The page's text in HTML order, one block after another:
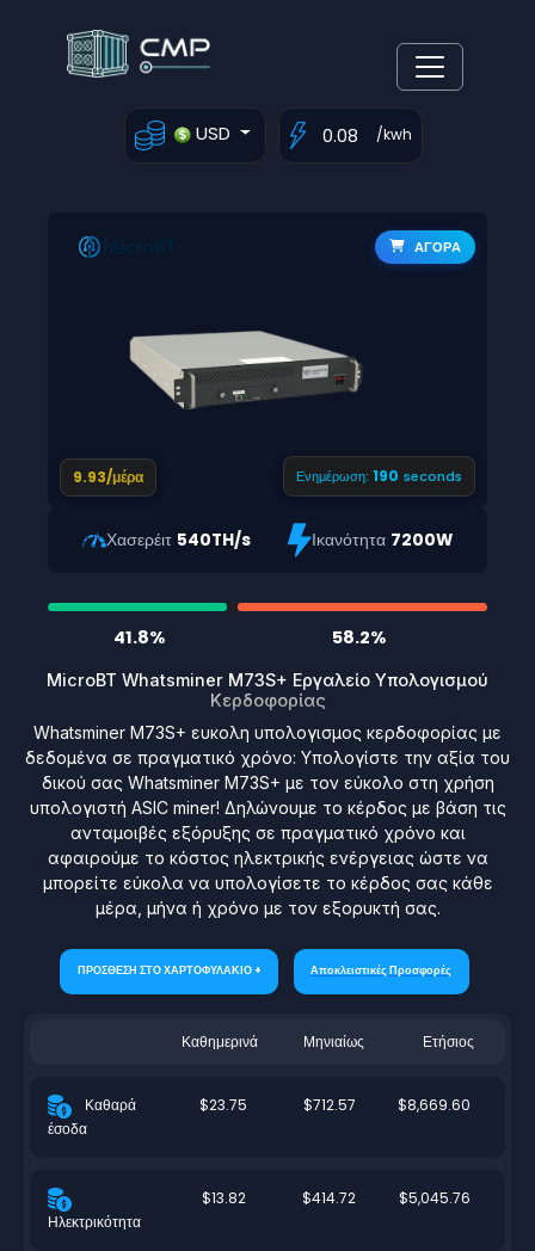
USD /kwh
ΑΓΟΡΑ
9.93/μέρα Ενημέρωση:189 seconds
Χασερέιτ 540TH/s Ικανότητα 7200W
41.8% 58.2%
MicroBT Whatsminer M73S+ Εργαλείο Υπολογισμού
Κερδοφορίας
Whatsminer M73S+ ευκολη υπολογισμος κερδοφορίας με
δεδομένα σε πραγματικό χρόνο: Υπολογίστε την αξία του
δικού σας Whatsminer M73S+ με τον εύκολο στη χρήση
υπολογιστή ASIC miner! Δηλώνουμε το κέρδος με βάση τις
ανταμοιβές εξόρυξης σε πραγματικό χρόνο και
αφαιρούμε το κόστος ηλεκτρικής ενέργειας ώστε να
μπορείτε εύκολα να υπολογίσετε το κέρδος σας κάθε
μέρα, μήνα ή χρόνο με τον εξορυκτή σας.
ΠΡΟΣΘΕΣΗ ΣΤΟ ΧΑΡΤΟΦΥΛΑΚΙΟ + Αποκλειστικές Προσφορές
Καθημερινά Μηνιαίως Ετήσιος
Καθαρά
έσοδα
$23.75 $712.57 $8,669.60
Ηλεκτρικότητα
$13.82 $414.72 $5,045.76